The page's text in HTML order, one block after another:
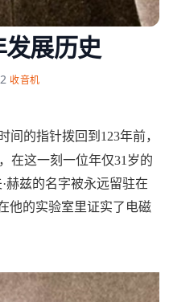
展历史
收音机
的指针拨回到123年前，
在这一刻一位年仅31岁的
赫兹的名字被永远留驻在
他的实验室里证实了电磁